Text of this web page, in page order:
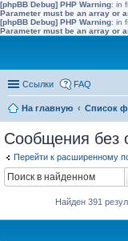
[phpBB Debug] PHP Warning: in
Parameter must be an array or
[phpBB Debug] PHP Warning: in
Parameter must be an array or
Ссылки FAQ
На главную
Список
Сообщения без
Перейти к расширенному
Найден 391